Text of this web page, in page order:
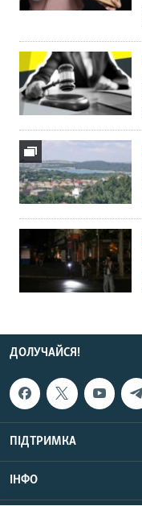
ДОЛУЧАЙСЯ!
ПІДТРИМКА
ІНФО